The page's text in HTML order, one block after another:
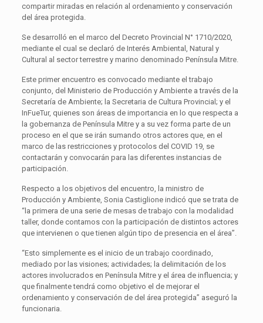
compartir miradas en relación al ordenamiento y conservación
del área protegida.
Se desarrolló en el marco del Decreto Provincial N° 1710/2020,
mediante el cual se declaró de Interés Ambiental, Natural y
Cultural al sector terrestre y marino denominado Península Mitre.
Este primer encuentro es convocado mediante el trabajo
conjunto, del Ministerio de Producción y Ambiente a través de la
Secretaría de Ambiente; la Secretaria de Cultura Provincial; y el
InFueTur, quienes son áreas de importancia en lo que respecta a
la gobernanza de Península Mitre y a su vez forma parte de un
proceso en el que se irán sumando otros actores que, en el
marco de las restricciones y protocolos del COVID 19, se
contactarán y convocarán para las diferentes instancias de
participación.
Respecto a los objetivos del encuentro, la ministro de
Producción y Ambiente, Sonia Castiglione indicó que se trata de
“la primera de una serie de mesas de trabajo con la modalidad
taller, donde contamos con la participación de distintos actores
que intervienen o que tienen algún tipo de presencia en el área”.
“Esto simplemente es el inicio de un trabajo coordinado,
mediado por las visiones; actividades; la delimitación de los
actores involucrados en Península Mitre y el área de influencia; y
que finalmente tendrá como objetivo el de mejorar el
ordenamiento y conservación de del área protegida” aseguró la
funcionaria.